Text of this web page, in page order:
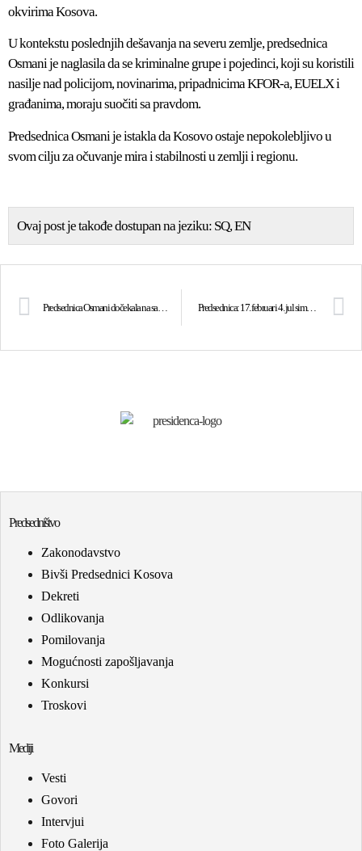
okvirima Kosova.
U kontekstu poslednjih dešavanja na severu zemlje, predsednica
Osmani je naglasila da se kriminalne grupe i pojedinci, koji su koristili
nasilje nad policijom, novinarima, pripadnicima KFOR-a, EUELX i
građanima, moraju suočiti sa pravdom.
Predsednica Osmani je istakla da Kosovo ostaje nepokolebljivo u
svom cilju za očuvanje mira i stabilnosti u zemlji i regionu.
Ovaj post je takođe dostupan na jeziku: SQ EN
Predsednica Osmani dočekala na sastanku premijera Holandije Marka Ruttea i premijera Luksemburga Xaviera Bettela Predsednica: 17. februar i 4. jul simbolizuju isto: SLOBODU
Predsedništvo
Zakonodavstvo
Bivši Predsednici Kosova
Dekreti
Odlikovanja
Pomilovanja
Mogućnosti zapošljavanja
Konkursi
Troskovi
Mediji
Vesti
Govori
Intervjui
Foto Galerija